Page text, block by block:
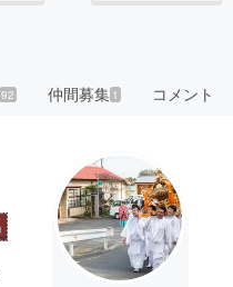
92 仲間募集 1 コメント